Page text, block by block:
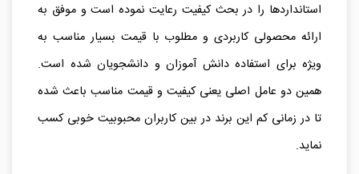
استانداردها را در بحث کیفیت رعایت نموده است و موفق به
ارائه محصولی کاربردی و مطلوب با قیمت بسیار مناسب به
ویژه برای استفاده دانش آموزان و دانشجویان شده است.
همین دو عامل اصلی یعنی کیفیت و قیمت مناسب باعث شده
تا در زمانی کم این برند در بین کاربران محبوبیت خوبی کسب
نماید.